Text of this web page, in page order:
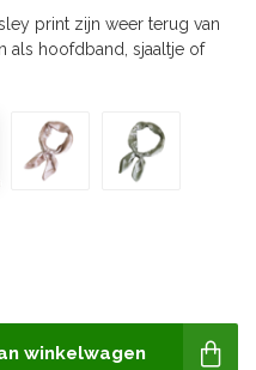
print zijn weer terug van
als hoofdband, sjaaltje of
winkelwagen